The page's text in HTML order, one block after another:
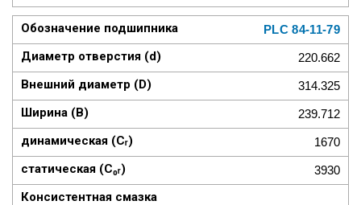
PLC 84-11-79
220.662
314.325
239.712
1670
3930